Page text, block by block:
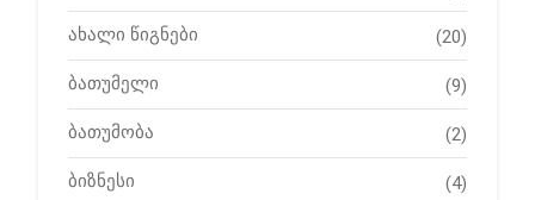
ახალი წიგნები (20)
ბათუმელი (9)
ბათუმობა (2)
ბიზნესი (4)